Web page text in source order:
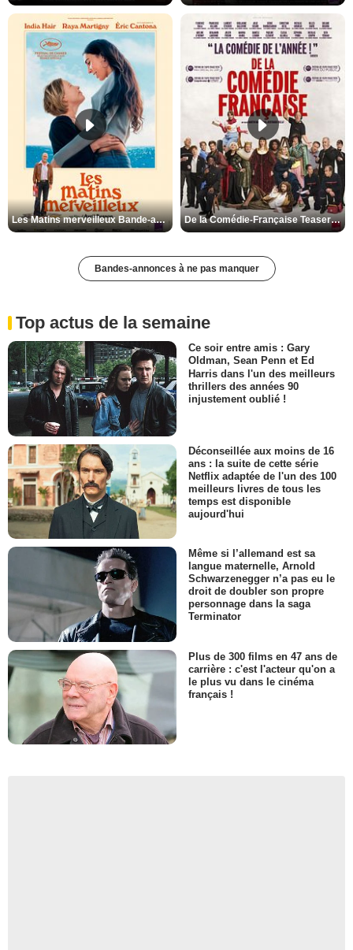
Les Matins merveilleux Bande-annonce VF De la Comédie-Française Teaser VF
Bandes-annonces à ne pas manquer
Top actus de la semaine
Ce soir entre amis : Gary
Oldman, Sean Penn et Ed
Harris dans l'un des meilleurs
thrillers des années 90
injustement oublié !
Déconseillée aux moins de 16
ans : la suite de cette série
Netflix adaptée de l'un des 100
meilleurs livres de tous les
temps est disponible
aujourd'hui
Même si l’allemand est sa
langue maternelle, Arnold
Schwarzenegger n’a pas eu le
droit de doubler son propre
personnage dans la saga
Terminator
Plus de 300 films en 47 ans de
carrière : c'est l'acteur qu'on a
le plus vu dans le cinéma
français !